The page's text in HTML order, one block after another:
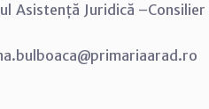
Asistență Juridică